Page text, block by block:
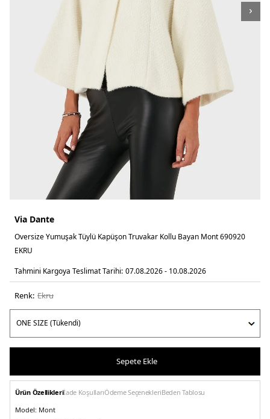
Via Dante
Oversize Yumuşak Tüylü Kapüşon Truvakar Kollu Bayan Mont 690920
EKRU
Tahmini Kargoya Teslimat Tarihi: 07.08.2026 - 10.08.2026
Renk: ekru
Sepete Ekle
Ürün Özellikleriİade KoşullarıÖdeme SeçenekleriBeden Tablosu
Model: Mont